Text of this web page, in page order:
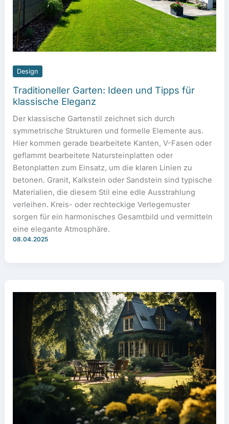
Design
Traditioneller Garten: Ideen und Tipps für
klassische Eleganz
Der klassische Gartenstil zeichnet sich durch
symmetrische Strukturen und formelle Elemente aus.
Hier kommen gerade bearbeitete Kanten, V-Fasen oder
geflammt bearbeitete Natursteinplatten oder
Betonplatten zum Einsatz, um die klaren Linien zu
betonen. Granit, Kalkstein oder Sandstein sind typische
Materialien, die diesem Stil eine edle Ausstrahlung
verleihen. Kreis- oder rechteckige Verlegemuster
sorgen für ein harmonisches Gesamtbild und vermitteln
eine elegante Atmosphäre.
08.04.2025